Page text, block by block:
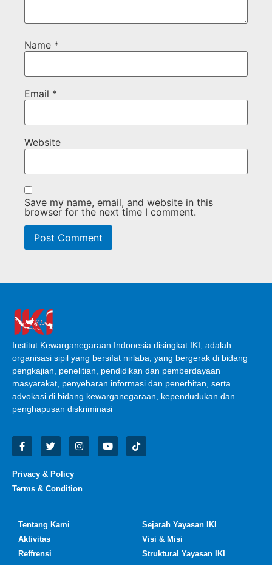
Name *
Email *
Website
Save my name, email, and website in this
browser for the next time I comment.
Institut Kewarganegaraan Indonesia disingkat IKI, adalah
organisasi sipil yang bersifat nirlaba, yang bergerak di bidang
pengkajian, penelitian, pendidikan dan pemberdayaan
masyarakat, penyebaran informasi dan penerbitan, serta
advokasi di bidang kewarganegaraan, kependudukan dan
penghapusan diskriminasi
Privacy & Policy
Terms & Condition
Tentang Kami
Aktivitas
Reffrensi
Sejarah Yayasan IKI
Visi & Misi
Struktural Yayasan IKI